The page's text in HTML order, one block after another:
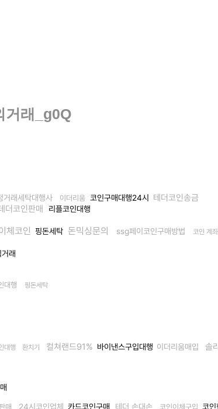
거래_g0Q
거래세탁대행사 이더리움 코인구매대행24시 테더코인송금
더코인판매 리플코인대행
체코인 핑돈세탁 돈믹싱문의 ssg페이코인구매방법 코인 계
래
대행 핑돈세탁
대행 환치기 컬쳐랜드91% 바이낸스구입대행 이더리움매입 솔
매 24시코인업체 카드코인구매 테더 손대손 코인이체구입 코인